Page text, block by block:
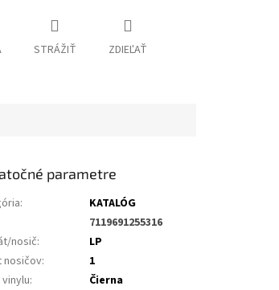
STRÁŽIŤ ZDIEĽAŤ
parametre
:
KATALÓG
7119691255316
nosič:
LP
nosičov:
1
:
Čierna